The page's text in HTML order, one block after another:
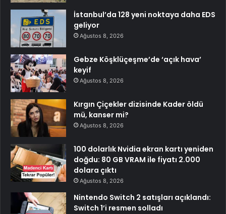
İstanbul’da 128 yeni noktaya daha EDS
geliyor
Ağustos 8, 2026
Gebze Köşklüçeşme’de ‘açık hava’
keyif
Ağustos 8, 2026
Kırgın Çiçekler dizisinde Kader öldü
mü, kanser mi?
Ağustos 8, 2026
100 dolarlık Nvidia ekran kartı yeniden
doğdu: 80 GB VRAM ile fiyatı 2.000
dolara çıktı
Ağustos 8, 2026
Nintendo Switch 2 satışları açıklandı:
Switch 1’i resmen solladı